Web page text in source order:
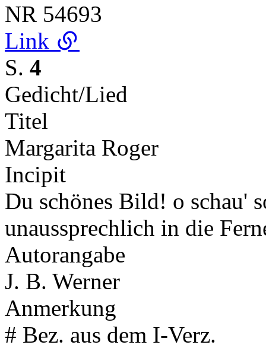
NR 54693
Link
S. 4
Gedicht/Lied
Titel
Margarita Roger
Incipit
Du schönes Bild! o schau'
unaussprechlich in die
Autorangabe
J. B. Werner
Anmerkung
# Bez. aus dem I-Verz.